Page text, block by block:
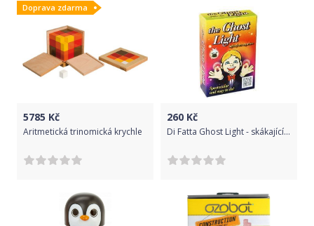
Doprava zdarma
5785 Kč
Aritmetická trinomická krychle
260 Kč
Di Fatta Ghost Light - skákající světlo - kouzlo, Dětské